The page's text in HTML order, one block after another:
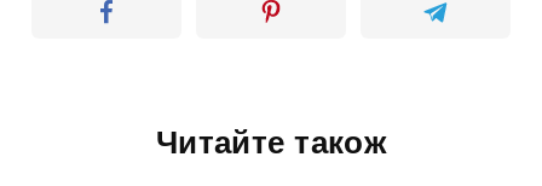
Читайте також